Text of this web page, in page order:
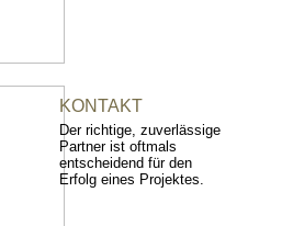
KONTAKT
Der richtige, zuverlässige
Partner ist oftmals
entscheidend für den
Erfolg eines Projektes.